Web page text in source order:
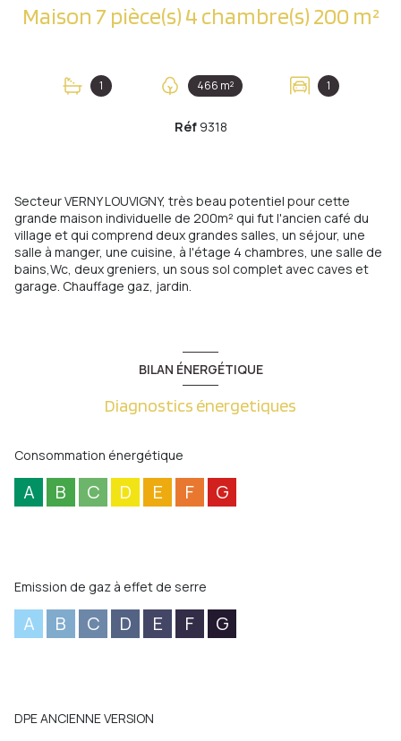
Maison 7 pièce(s) 4 chambre(s) 200 m²
1 466 m² 1
Réf 9318
Secteur VERNY LOUVIGNY, très beau potentiel pour cette
grande maison individuelle de 200m² qui fut l'ancien café du
village et qui comprend deux grandes salles, un séjour, une
salle à manger, une cuisine, à l'étage 4 chambres, une salle de
bains,Wc, deux greniers, un sous sol complet avec caves et
garage. Chauffage gaz, jardin.
BILAN ÉNERGÉTIQUE
Diagnostics énergetiques
Consommation énergétique
A B C D E F G
Emission de gaz à effet de serre
A B C D E F G
DPE ANCIENNE VERSION